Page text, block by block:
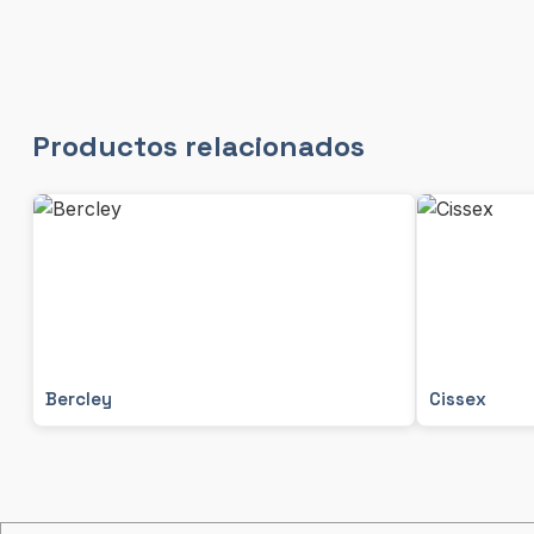
Productos relacionados
Bercley Cissex